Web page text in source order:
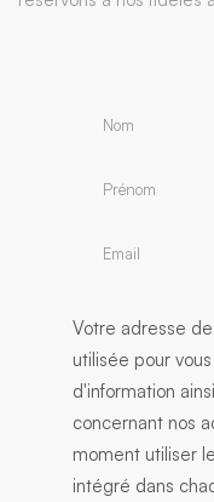
Votre adresse
utilisée pour
d'information
concernant nos
moment utiliser
intégré dans